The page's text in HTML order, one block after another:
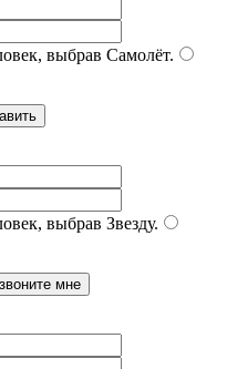
выбрав Самолёт.
выбрав Звезду.